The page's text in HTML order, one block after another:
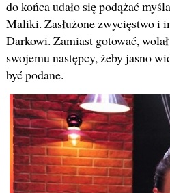
do końca udało się podążać
Maliki. Zasłużone zwycięstwo i
Darkowi. Zamiast gotować,
swojemu następcy, żeby jasno
być podane.